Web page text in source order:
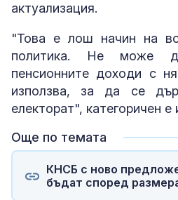
актуализация.
"Това е лош начин на
политика. Не може
пенсионните доходи с
използва, за да се
електорат", категоричен
Още по темата
КНСБ с ново
бъдат според